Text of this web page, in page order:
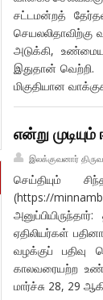
சட்டமன்றத்
செயலலிதாவிற்கு
அடுக்கி,
இதுதான் வெற்றி.
மிகுதியான
என்று
இலக்குவனார்
செய்தியும்
(https://
ஏதிலியர்கள்
வழக்குப்
காலவரையற்ற
மார்ச்சு 28, 29